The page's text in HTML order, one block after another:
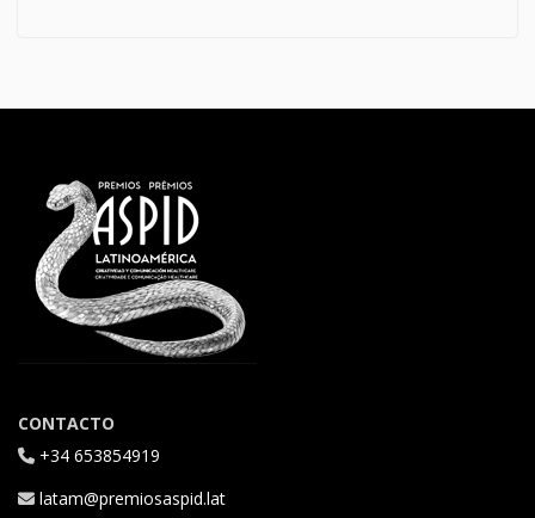
CONTACTO
+34 653854919
latam@premiosaspid.lat